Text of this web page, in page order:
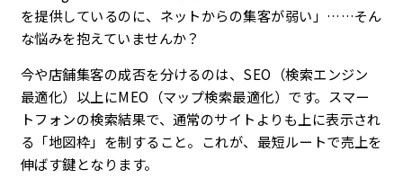
プライバシーポリシー
を提供しているのに、ネットからの集客が弱い」……そん
な悩みを抱えていませんか？
今や店舗集客の成否を分けるのは、SEO（検索エンジン
最適化）以上にMEO（マップ検索最適化） です。スマー
トフォンの検索結果で、通常のサイトよりも上に表示され
る「地図枠」を制すること。これが、最短ルートで売上を
伸ばす鍵となります。